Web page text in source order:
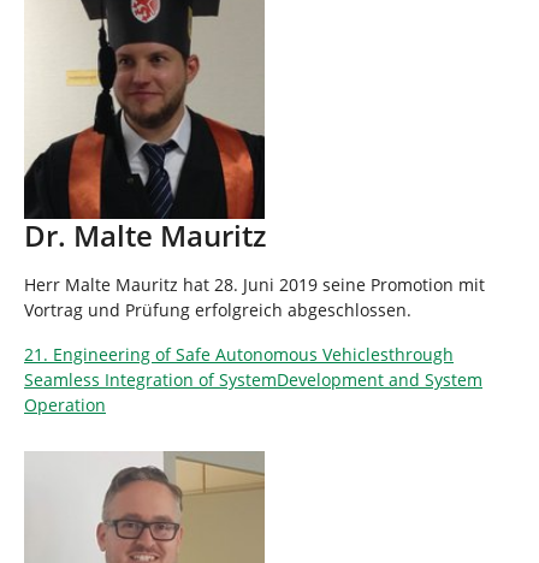
Dr. Malte Mauritz
Herr Malte Mauritz hat 28. Juni 2019 seine Promotion mit
Vortrag und Prüfung erfolgreich abgeschlossen.
21. Engineering of Safe Autonomous Vehiclesthrough
Seamless Integration of SystemDevelopment and System
Operation